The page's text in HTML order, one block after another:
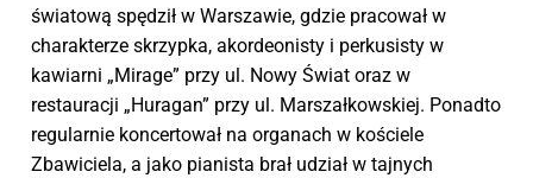
światową spędził w Warszawie, gdzie pracował w
charakterze skrzypka, akordeonisty i perkusisty w
kawiarni „Mirage” przy ul. Nowy Świat oraz w
restauracji „Huragan” przy ul. Marszałkowskiej. Ponadto
regularnie koncertował na organach w kościele
Zbawiciela, a jako pianista brał udział w tajnych